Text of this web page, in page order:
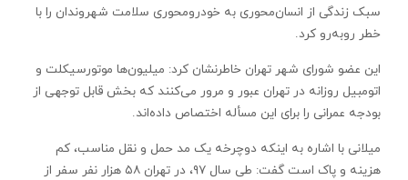
سبک زندگی از انسان‌محوری به خودرومحوری سلامت شهروندان را با
خطر روبه‌رو کرد.
این عضو شورای شهر تهران خاطرنشان کرد: میلیون‌ها موتورسیکلت و
اتومبیل روزانه در تهران عبور و مرور می‌کنند که بخش قابل توجهی از
بودجه عمرانی را برای این مسأله اختصاص داده‌اند.
میلانی با اشاره به اینکه دوچرخه یک مد حمل و نقل مناسب، کم
هزینه و پاک است گفت: طی سال ۹۷، در تهران ۵۸ هزار نفر سفر از